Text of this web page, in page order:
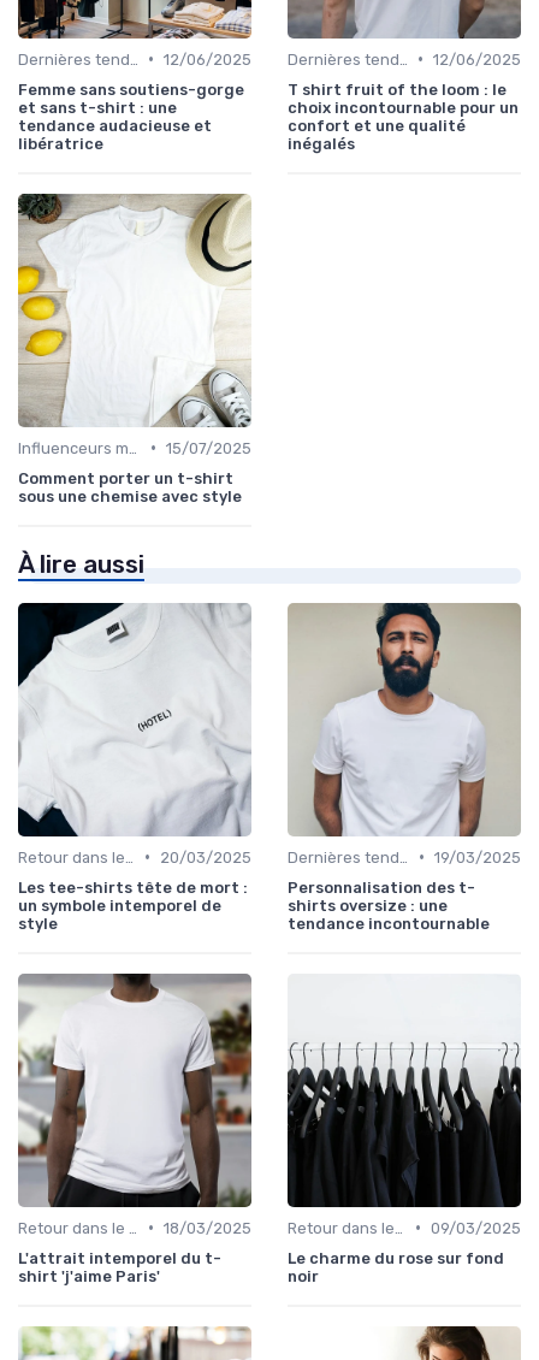
• 12/06/2025
Femme sans soutiens-gorge
et sans t-shirt : une
tendance audacieuse et
libératrice
• 12/06/2025
T shirt fruit of the loom : le
choix incontournable pour un
confort et une qualité
inégalés
• 15/07/2025
Comment porter un t-shirt
sous une chemise avec style
À lire aussi
•
20/03/2025
Les tee-shirts tête de mort :
un symbole intemporel de
style
• 19/03/2025
Personnalisation des t-
shirts oversize : une
tendance incontournable
• 18/03/2025
L'attrait intemporel du t-
shirt 'j'aime Paris'
• 09/03/2025
Le charme du rose sur fond
noir